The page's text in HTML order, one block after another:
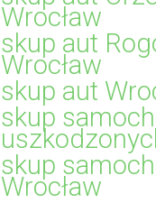
Wrocław
skup aut
Wrocław
skup aut
skup
skup
Wrocław